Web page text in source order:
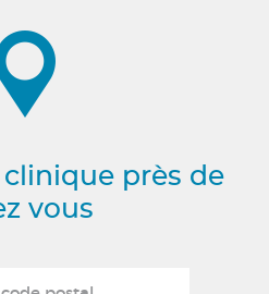
clinique près de
vous